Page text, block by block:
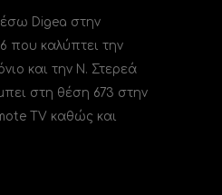
Digea στην
που καλύπτει την
και την Ν. Στερεά
στη θέση 673 στην
TV καθώς και